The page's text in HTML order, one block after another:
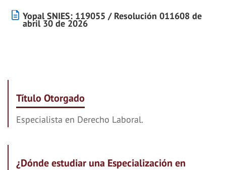
Yopal SNIES: 119055 / Resolución 011608 de
abril 30 de 2026
Título Otorgado
Especialista en Derecho Laboral.
¿Dónde estudiar una Especialización en